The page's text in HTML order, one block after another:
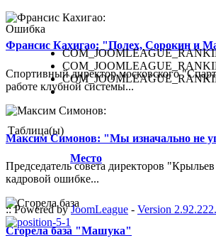
Франсис Кахигао: "Полех, Сорокин и
Спортивный директор московского
работе клубной системы...
Максим Симонов: "Мы изначально не
Председатель совета директоров
кадровой ошибке...
Сгорела база "Машука"
Ошибка
Таблица(ы)
Место
:: Powered byJoomLeague - Version